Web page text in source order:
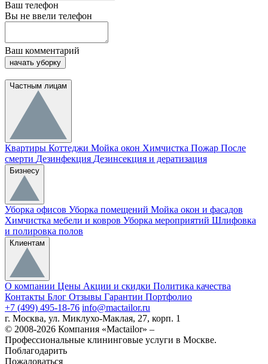
Ваш телефон
Вы не ввели телефон
Ваш комментарий
начать уборку
Частным лицам
Квартиры Коттеджи Мойка окон Химчистка Пожар После
смерти Дезинфекция Дезинсекция и дератизация
Бизнесу
Уборка офисов Уборка помещений Мойка окон и фасадов
Химчистка мебели и ковров Уборка мероприятий Шлифовка
и полировка полов
Клиентам
О компании Цены Акции и скидки Политика качества
Контакты Блог Отзывы Гарантии Портфолио
+7 (499) 495-18-76 info@mactailor.ru
г. Москва, ул. Миклухо-Маклая, 27, корп. 1
© 2008-2026 Компания «Mactailor» –
Профессиональные клининговые услуги в Москве.
Поблагодарить
Пожаловаться